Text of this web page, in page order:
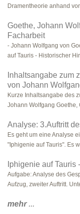
Dramentheorie anhand
Goethe, Johann
Facharbeit
- Johann Wolfgang von
auf Tauris - Historischer
Inhaltsangabe zum
von Johann
Kurze Inhaltsangabe des
Johann Wolfgang Goethe,
Analyse: 3.Auftritt
Es geht um eine Analyse
"Iphigenie auf Tauris". Es
Iphigenie auf Tauris
Aufgabe: Analyse des
Aufzug, zweiter Auftritt.
mehr...